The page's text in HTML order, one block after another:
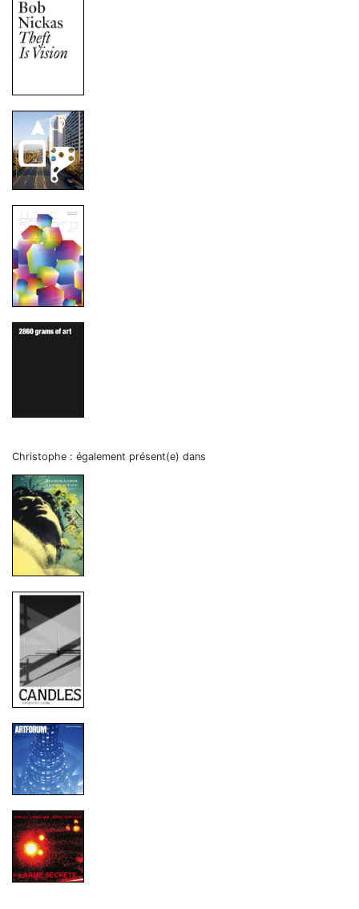
Christophe : également présent(e) dans